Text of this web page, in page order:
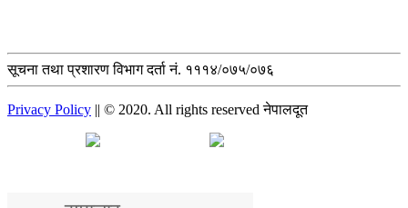
सूचना तथा प्रशारण विभाग दर्ता नं. १११४/०७५/०७६
Privacy Policy || © 2020. All rights reserved नेपालदूत